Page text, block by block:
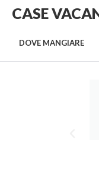
CASE
DOVE MANGIARE